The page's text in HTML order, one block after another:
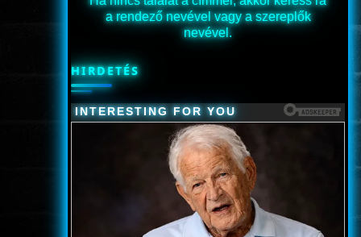
a rendező nevével vagy a szereplők
nevével.
HIRDETÉS